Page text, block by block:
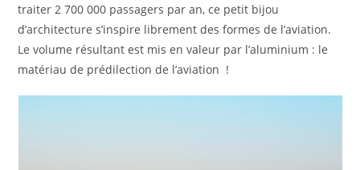
traiter 2 700 000 passagers par an, ce petit bijou
d’architecture s’inspire librement des formes de l’aviation.
Le volume résultant est mis en valeur par l’aluminium : le
matériau de prédilection de l’aviation !